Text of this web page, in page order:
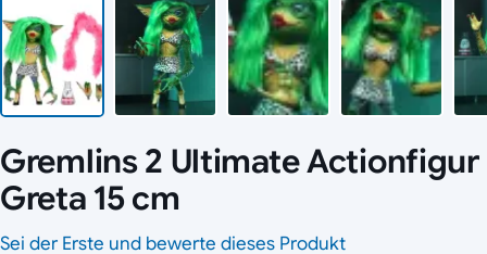
Gremlins 2 Ultimate Actionfigur
Greta 15 cm
Sei der Erste und bewerte dieses Produkt